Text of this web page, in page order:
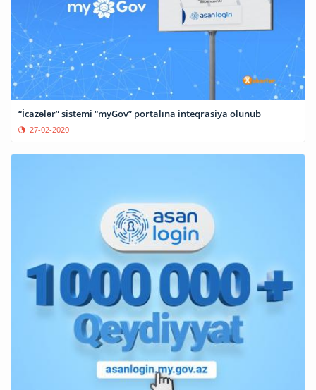
“İcazələr” sistemi “myGov” portalına inteqrasiya olunub
27-02-2020